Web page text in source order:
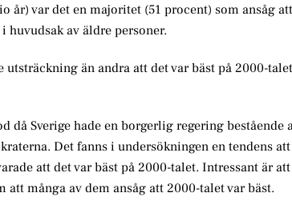
var det en majoritet (51 procent) som ansåg
huvudsak av äldre personer.
än andra att det var bäst på 2000-
då Sverige hade en borgerlig regering bestående
Det fanns i undersökningen en tendens
att det var bäst på 2000-talet. Intressant är
många av dem ansåg att 2000-talet var bäst.